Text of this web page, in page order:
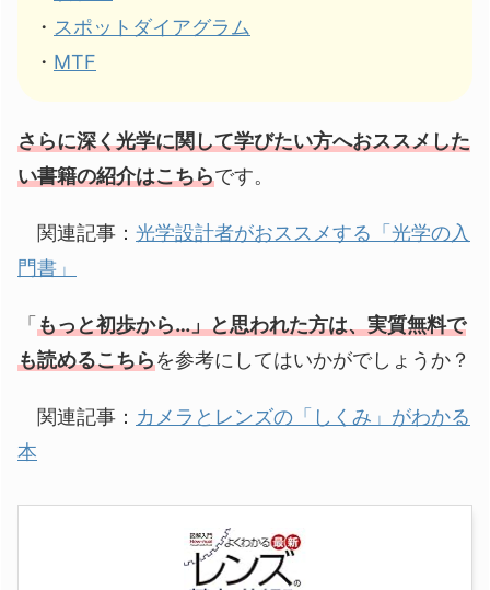
・ スポットダイアグラム
・ MTF
さらに深く光学に関して学びたい方へおススメした
い書籍の紹介はこちらです。
関連記事： 光学設計者がおススメする「光学の入
門書」
「 もっと初歩から…」と思われた方は、実質無料で
も読めるこちらを参考にしてはいかがでしょうか？
関連記事： カメラとレンズの「しくみ」がわかる
本